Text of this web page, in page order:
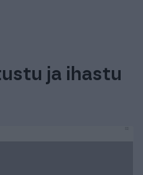
ja ihastu